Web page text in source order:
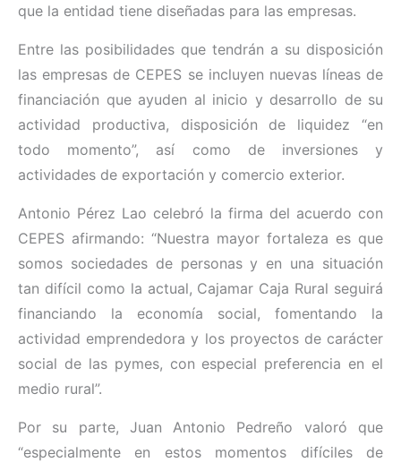
que la entidad tiene diseñadas para las empresas.
Entre las posibilidades que tendrán a su disposición
las empresas de CEPES se incluyen nuevas líneas de
financiación que ayuden al inicio y desarrollo de su
actividad productiva, disposición de liquidez “en
todo momento”, así como de inversiones y
actividades de exportación y comercio exterior.
Antonio Pérez Lao celebró la firma del acuerdo con
CEPES afirmando: “Nuestra mayor fortaleza es que
somos sociedades de personas y en una situación
tan difícil como la actual, Cajamar Caja Rural seguirá
financiando la economía social, fomentando la
actividad emprendedora y los proyectos de carácter
social de las pymes, con especial preferencia en el
medio rural”.
Por su parte, Juan Antonio Pedreño valoró que
“especialmente en estos momentos difíciles de